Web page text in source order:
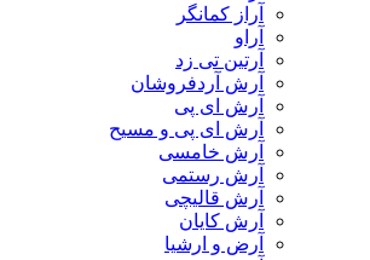
آراز کمانگر
آراو
آرتین تی زد
آرش آردفروشان
آرش ای پی
آرش ای پی و مسیح
آرش خامسی
آرش رستمی
آرش قالیچی
آرش کایان
​آرض و ارشیا